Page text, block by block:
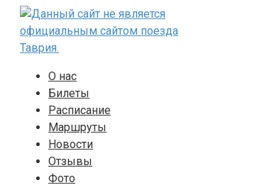
Перейти
контенту
О нас
Билеты
Расписание
Маршруты
Новости
Отзывы
Фото